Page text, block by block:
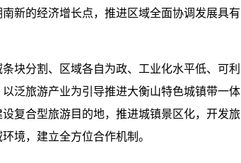
新的经济增长点，推进区域全面协调发展具有
分割、区域各自为政、工业化水平低、可利
泛旅游产业为引导推进大衡山特色城镇带一体
复合型旅游目的地，推进城镇景区化，开发旅
境，建立全方位合作机制。